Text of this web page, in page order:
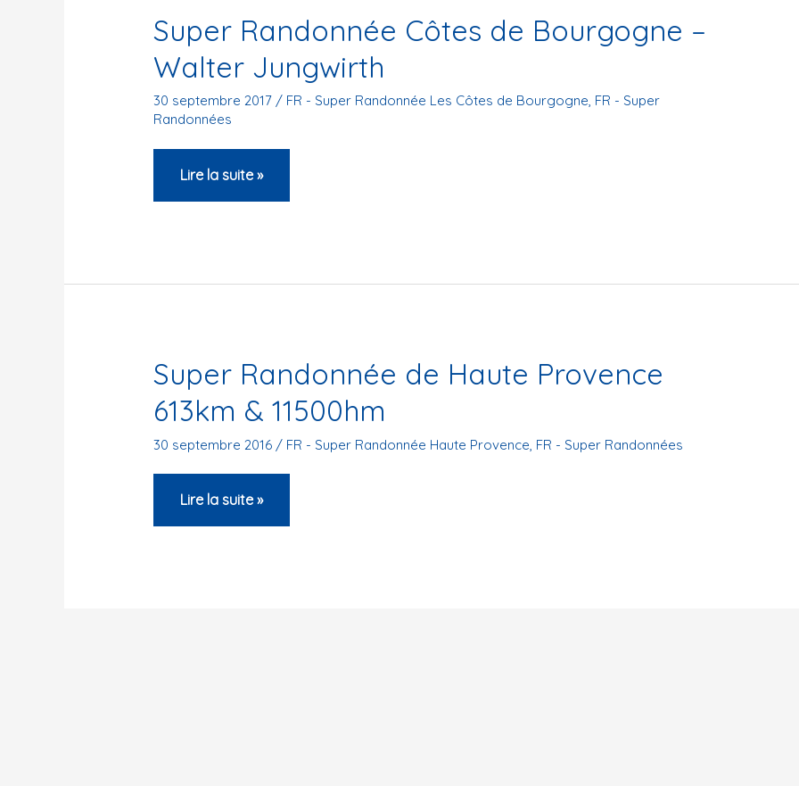
Super Randonnée Côtes de Bourgogne –
Walter Jungwirth
30 septembre 2017 / FR - Super Randonnée Les Côtes de Bourgogne, FR - Super
Randonnées
Super
Randonnée
Lire la suite »
Super Randonnée de Haute Provence
613km & 11500hm
30 septembre 2016 / FR - Super Randonnée Haute Provence FR - Super Randonnées
Super
Randonnée
Lire la suite »